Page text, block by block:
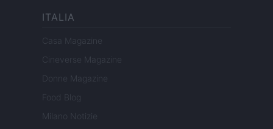
ITALIA
Casa Magazine
Cineverse Magazine
Donne Magazine
Food Blog
Milano Notizie